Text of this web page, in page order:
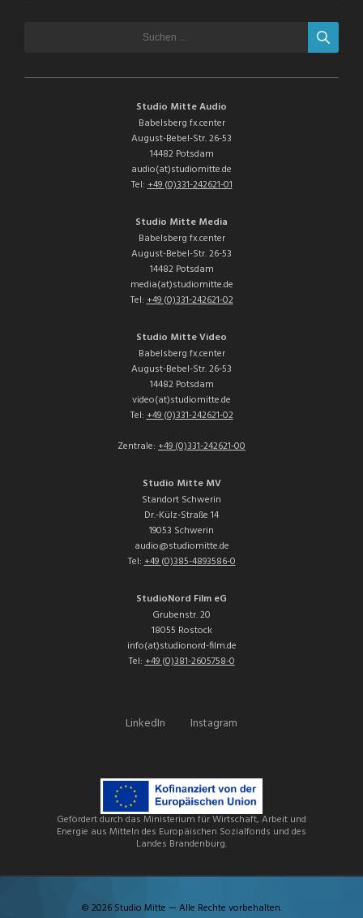
Studio Mitte Audio
Babelsberg fx.center
August-Bebel-Str. 26-53
14482 Potsdam
audio(at)studiomitte.de
Tel:+49 (0)331-242621-01
Studio Mitte Media
Babelsberg fx.center
August-Bebel-Str. 26-53
14482 Potsdam
media(at)studiomitte.de
Tel:+49 (0)331-242621-02
Studio Mitte Video
Babelsberg fx.center
August-Bebel-Str. 26-53
14482 Potsdam
video(at)studiomitte.de
Tel:+49 (0)331-242621-02
Zentrale: +49 (0)331-242621-00
Studio Mitte MV
Standort Schwerin
Dr.-Külz-Straße 14
19053 Schwerin
audio@studiomitte.de
Tel:+49 (0)385-4893586-0
StudioNord Film eG
Grubenstr. 20
18055 Rostock
info(at)studionord-film.de
Tel:+49 (0)381-2605758-0
LinkedIn Instagram
Gefördert durch das Ministerium für Wirtschaft, Arbeit und
Energie aus Mitteln des Europäischen Sozialfonds und des
Landes Brandenburg.
© 2026 Studio Mitte — Alle Rechte vorbehalten.